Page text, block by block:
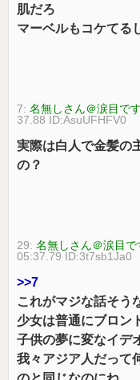
肌だろ
マーベルもコケてる
7:名無しさん＠涙目で
37.88 ID:AsuUFHFV0
実際は白人で金髪の
の？
29:名無しさん＠涙目
05:37.79 ID:3t7sb1Ja0
>>7
これがマジな話そう
少女は普通にブロン
子供の夢に変なイデ
我々アジア人だって